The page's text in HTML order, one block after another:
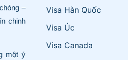
–
chinh
một ý
Visa Hàn Quốc
Visa Úc
Visa Canada